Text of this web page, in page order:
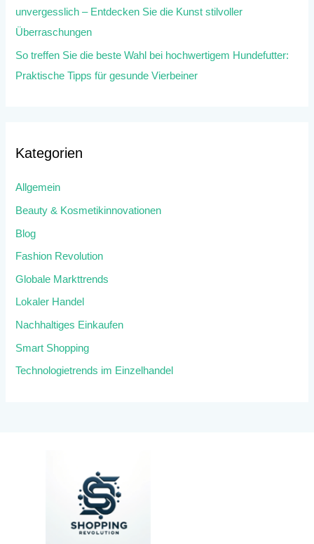
unvergesslich – Entdecken Sie die Kunst stilvoller
Überraschungen
So treffen Sie die beste Wahl bei hochwertigem Hundefutter:
Praktische Tipps für gesunde Vierbeiner
Kategorien
Allgemein
Beauty & Kosmetikinnovationen
Blog
Fashion Revolution
Globale Markttrends
Lokaler Handel
Nachhaltiges Einkaufen
Smart Shopping
Technologietrends im Einzelhandel